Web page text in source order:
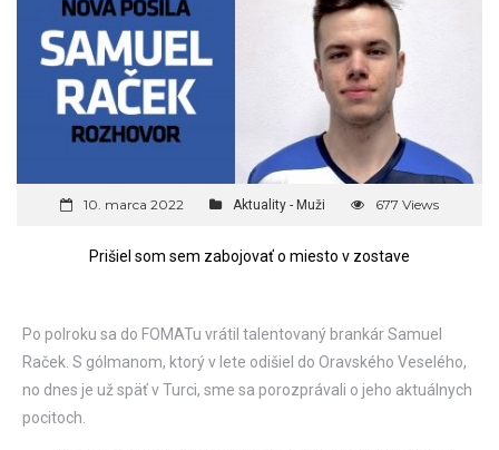
10. marca 2022 Aktuality - Muži 677 Views
Prišiel som sem zabojovať o miesto v zostave
Po polroku sa do FOMATu vrátil talentovaný brankár Samuel
Raček. S gólmanom, ktorý v lete odišiel do Oravského Veselého,
no dnes je už späť v Turci, sme sa porozprávali o jeho aktuálnych
pocitoch.